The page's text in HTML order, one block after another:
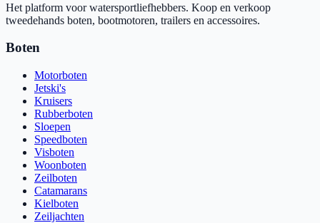
Het platform voor watersportliefhebbers. Koop en verkoop
tweedehands boten, bootmotoren, trailers en accessoires.
Boten
Motorboten
Jetski's
Kruisers
Rubberboten
Sloepen
Speedboten
Visboten
Woonboten
Zeilboten
Catamarans
Kielboten
Zeiljachten